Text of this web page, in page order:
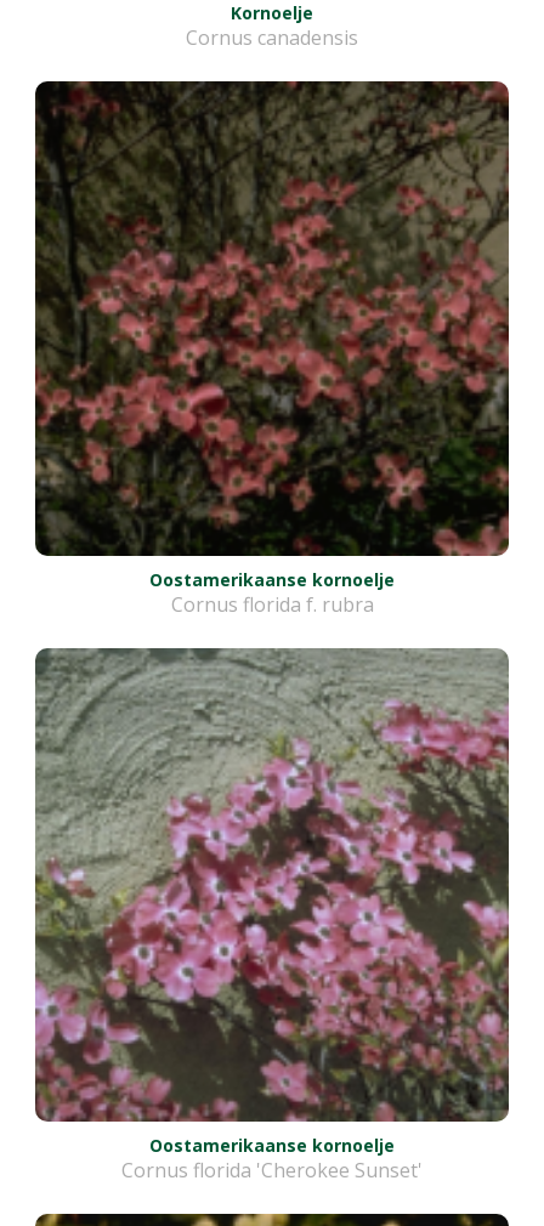
Kornoelje
Cornus canadensis
Oostamerikaanse kornoelje
Cornus florida f. rubra
Oostamerikaanse kornoelje
Cornus florida 'Cherokee Sunset'